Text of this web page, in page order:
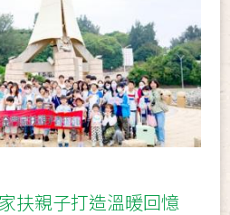
扶親子打造溫暖回憶